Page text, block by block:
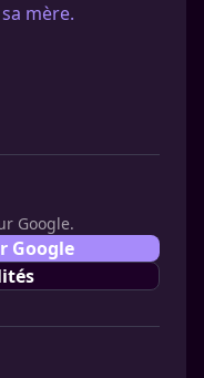
mère.
Google.
Google